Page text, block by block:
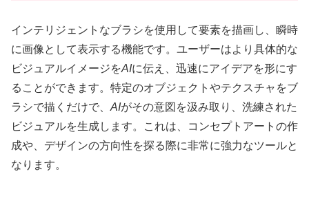
インテリジェントなブラシを使用して要素を描画し、瞬時
に画像として表示する機能です。ユーザーはより具体的な
ビジュアルイメージをAIに伝え、迅速にアイデアを形にす
ることができます。特定のオブジェクトやテクスチャをブ
ラシで描くだけで、 AIがその意図を汲み取り、洗練された
ビジュアルを生成します。これは、コンセプトアートの作
成や、デザインの方向性を探る際に非常に強力なツールと
なります。